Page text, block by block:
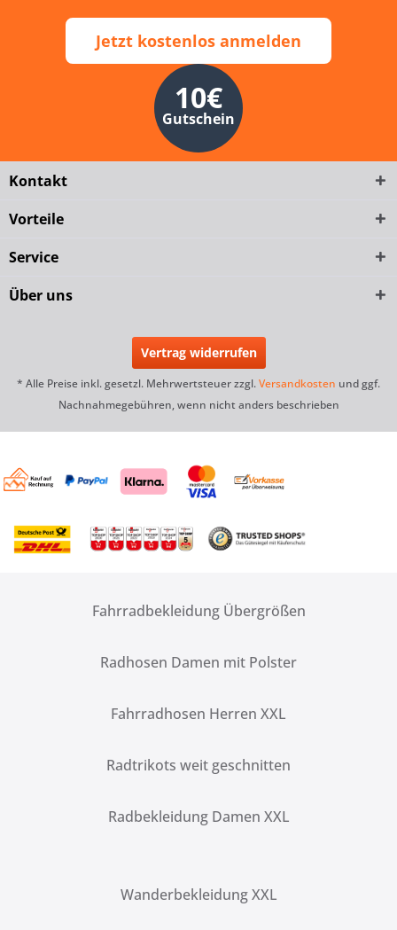
Jetzt kostenlos anmelden
10€
Gutschein
Kontakt
Vorteile
Service
Über uns
Vertrag widerrufen
* Alle Preise inkl. gesetzl. Mehrwertsteuer zzgl.Versandkosten und ggf.
Nachnahmegebühren, wenn nicht anders beschrieben
Fahrradbekleidung Übergrößen
Radhosen Damen mit Polster
Fahrradhosen Herren XXL
Radtrikots weit geschnitten
Radbekleidung Damen XXL
Wanderbekleidung XXL